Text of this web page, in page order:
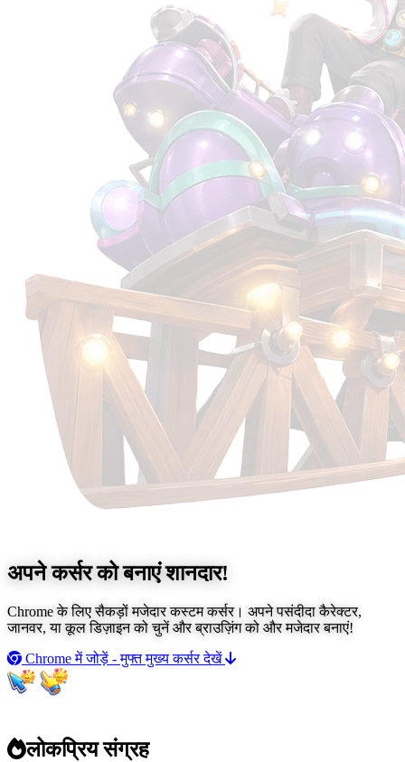
अपने कर्सर को बनाएंशानदार!
Chrome के लिए सैकड़ों मजेदार कस्टम कर्सर। अपने पसंदीदा कैरेक्टर,
जानवर, या कूल डिज़ाइन को चुनें और ब्राउज़िंग को और मजेदार बनाएं!
Chrome में जोड़ें - मुफ्तमुख्य कर्सर देखें
लोकप्रिय संग्रह